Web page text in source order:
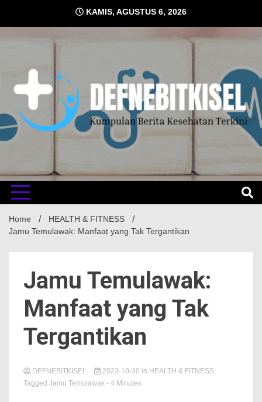
content
KAMIS, AGUSTUS 6, 2026
Home
HEALTH & FITNESS
Jamu Temulawak: Manfaat yang Tak Tergantikan
Jamu Temulawak:
Manfaat yang Tak
Tergantikan
DEFNEBITKISEL 2023-10-30 in HEALTH & FITNESS
Tagged Jamu Temulawak - 4 Minutes